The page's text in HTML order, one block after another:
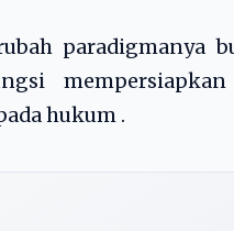
paradigmanya
hukum .